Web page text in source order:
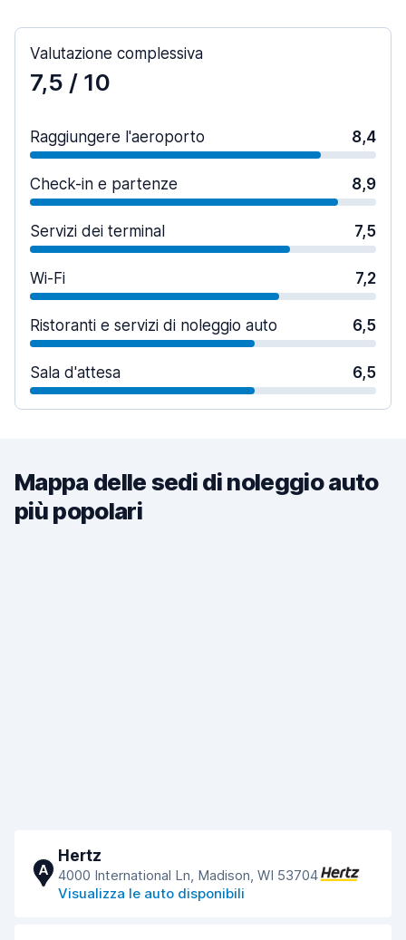
Valutazione complessiva
7,5 / 10
Raggiungere l'aeroporto 8,4
Check-in e partenze 8,9
Servizi dei terminal 7,5
Wi-Fi 7,2
Ristoranti e servizi di noleggio auto 6,5
Sala d'attesa 6,5
Mappa delle sedi di noleggio auto
più popolari
A
Hertz
4000 International Ln, Madison, WI 53704
Visualizza le auto disponibili